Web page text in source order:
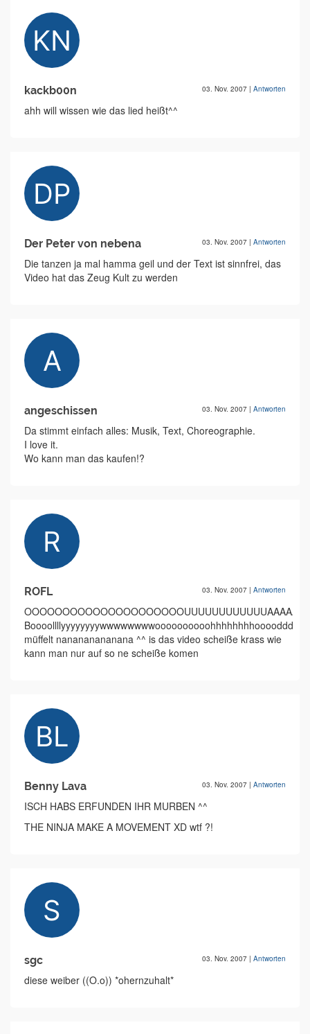
kackb00n 03. Nov. 2007 | Antworten
ahh will wissen wie das lied heißt^^
Der Peter von nebena 03. Nov. 2007 | Antworten
Die tanzen ja mal hamma geil und der Text ist sinnfrei, das
Video hat das Zeug Kult zu werden
angeschissen 03. Nov. 2007 | Antworten
Da stimmt einfach alles: Musik, Text, Choreographie.
I love it.
Wo kann man das kaufen!?
ROFL 03. Nov. 2007 | Antworten
Boooollllyyyyyyyywwwwwwwwoooooooooohhhhhhhhooooddd
müffelt nanananananana ^^ is das video scheiße krass wie
kann man nur auf so ne scheiße komen
Benny Lava 03. Nov. 2007 | Antworten
ISCH HABS ERFUNDEN IHR MURBEN ^^
THE NINJA MAKE A MOVEMENT XD wtf ?!
sgc 03. Nov. 2007 | Antworten
diese weiber ((O.o)) *ohernzuhalt*